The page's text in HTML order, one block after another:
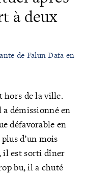
à deux
de Falun Dafa en
de la ville.
démissionné en
défavorable en
d’un mois
il est sorti dîner
bu, il a chuté